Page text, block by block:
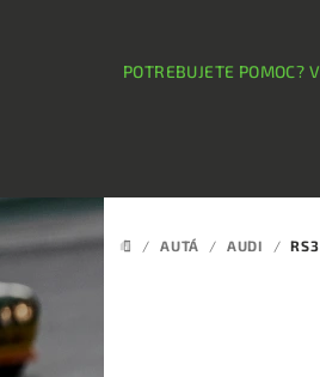
POTREBUJETE POMOC?
DOMOV
/ AUTÁ / AUDI /